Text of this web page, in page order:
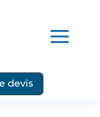
devis